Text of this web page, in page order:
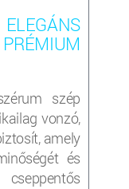
szép
vonzó,
amely
és